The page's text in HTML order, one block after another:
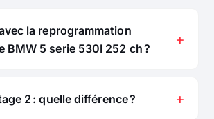
la reprogrammation
BMW 5 serie 530I 252 ch ?
2 : quelle différence ?